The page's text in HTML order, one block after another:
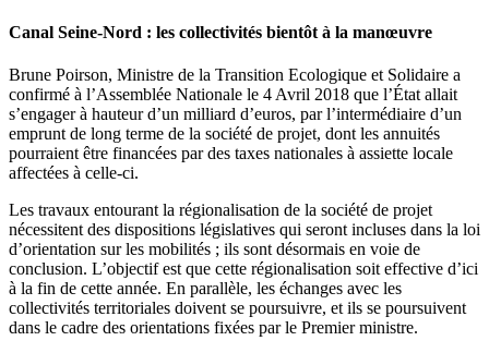
Canal Seine-Nord : les collectivités bientôt à la manœuvre
Brune Poirson, Ministre de la Transition Ecologique et Solidaire a
confirmé à l’Assemblée Nationale le 4 Avril 2018 que l’État allait
s’engager à hauteur d’un milliard d’euros, par l’intermédiaire d’un
emprunt de long terme de la société de projet, dont les annuités
pourraient être financées par des taxes nationales à assiette locale
affectées à celle-ci.
Les travaux entourant la régionalisation de la société de projet
nécessitent des dispositions législatives qui seront incluses dans la loi
d’orientation sur les mobilités ; ils sont désormais en voie de
conclusion. L’objectif est que cette régionalisation soit effective d’ici
à la fin de cette année. En parallèle, les échanges avec les
collectivités territoriales doivent se poursuivre, et ils se poursuivent
dans le cadre des orientations fixées par le Premier ministre.